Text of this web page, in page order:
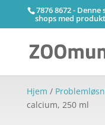
7876 8672 -
shops med
Hjem /
calcium, 250 ml